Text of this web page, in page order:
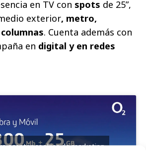
en TV con spots de 25”,
exterior, metro,
. Cuenta además con
en digital y en redes
aceptar cookies de marketing